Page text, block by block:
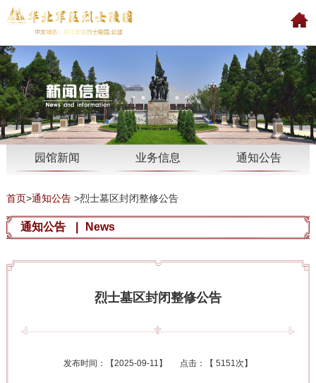
园馆新闻 业务信息 通知公告
首页>通知公告>烈士墓区封闭整修公告
通知公告 News
烈士墓区封闭整修公告
发布时间：【2025-09-11 】 点击：【 5151次】